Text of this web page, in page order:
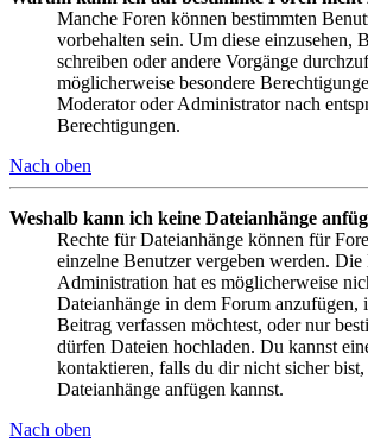
Manche Foren können bestimmten
vorbehalten sein. Um diese einzusehen,
schreiben oder andere Vorgänge
möglicherweise besondere
Moderator oder Administrator nach
Berechtigungen.
Nach oben
Weshalb kann ich keine Dateianhänge
Rechte für Dateianhänge können für
einzelne Benutzer vergeben werden. Die
Administration hat es möglicherweise
Dateianhänge in dem Forum anzufügen,
Beitrag verfassen möchtest, oder nur
dürfen Dateien hochladen. Du kannst
kontaktieren, falls du dir nicht sicher
Dateianhänge anfügen kannst.
Nach oben